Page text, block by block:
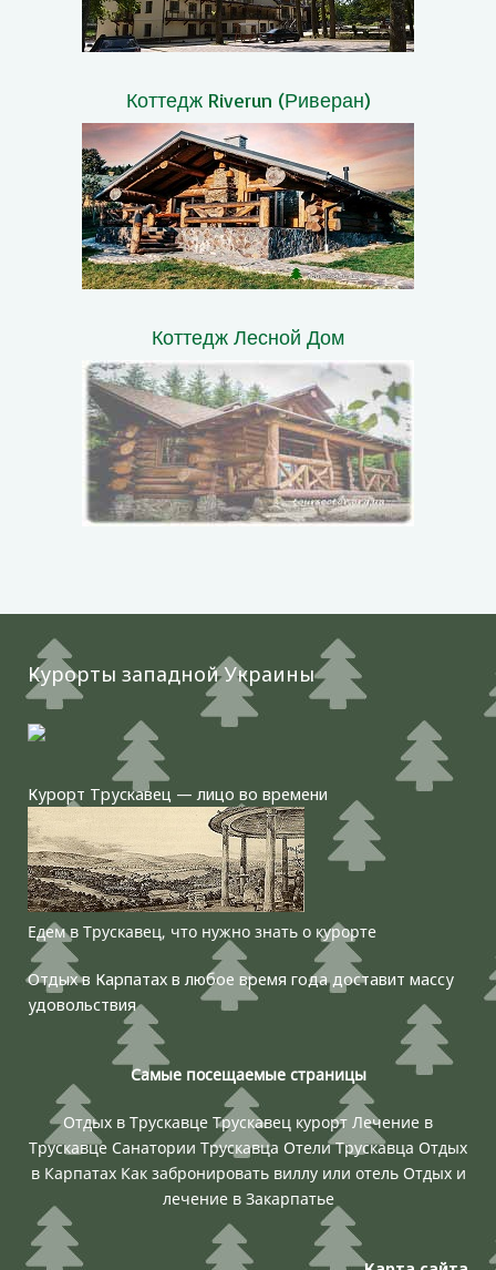
Коттедж Riverun (Риверан)
Коттедж Лесной Дом
Курорты западной Украины
Курорт Трускавец — лицо во времени
Едем в Трускавец, что нужно знать о курорте
Отдых в Карпатах в любое время года доставит массу
удовольствия
Самые посещаемые страницы
Отдых в Трускавце Трускавец курорт Лечение в
Трускавце Санатории Трускавца Отели Трускавца Отдых
в Карпатах Как забронировать виллу или отель Отдых и
лечение в Закарпатье